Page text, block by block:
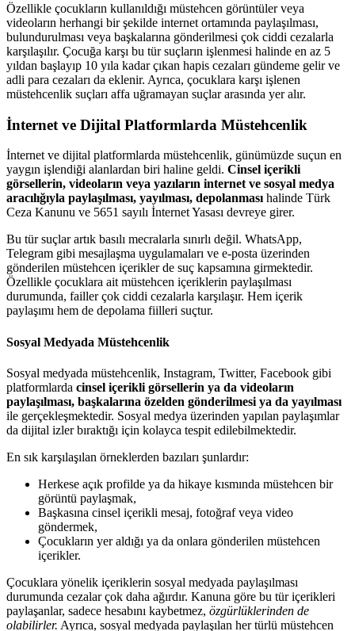
Özellikle çocukların kullanıldığı müstehcen görüntüler veya
videoların herhangi bir şekilde internet ortamında paylaşılması,
bulundurulması veya başkalarına gönderilmesi çok ciddi cezalarla
karşılaşılır. Çocuğa karşı bu tür suçların işlenmesi halinde en az 5
yıldan başlayıp 10 yıla kadar çıkan hapis cezaları gündeme gelir ve
adli para cezaları da eklenir. Ayrıca, çocuklara karşı işlenen
müstehcenlik suçları affa uğramayan suçlar arasında yer alır.
İnternet ve Dijital Platformlarda Müstehcenlik
İnternet ve dijital platformlarda müstehcenlik, günümüzde suçun en
yaygın işlendiği alanlardan biri haline geldi. Cinsel içerikli
görsellerin, videoların veya yazıların internet ve sosyal medya
aracılığıyla paylaşılması, yayılması, depolanması halinde Türk
Ceza Kanunu ve 5651 sayılı İnternet Yasası devreye girer.
Bu tür suçlar artık basılı mecralarla sınırlı değil. WhatsApp,
Telegram gibi mesajlaşma uygulamaları ve e-posta üzerinden
gönderilen müstehcen içerikler de suç kapsamına girmektedir.
Özellikle çocuklara ait müstehcen içeriklerin paylaşılması
durumunda, failler çok ciddi cezalarla karşılaşır. Hem içerik
paylaşımı hem de depolama fiilleri suçtur.
Sosyal Medyada Müstehcenlik
Sosyal medyada müstehcenlik, Instagram, Twitter, Facebook gibi
platformlarda cinsel içerikli görsellerin ya da videoların
paylaşılması, başkalarına özelden gönderilmesi ya da yayılması
ile gerçekleşmektedir. Sosyal medya üzerinden yapılan paylaşımlar
da dijital izler bıraktığı için kolayca tespit edilebilmektedir.
En sık karşılaşılan örneklerden bazıları şunlardır:
Herkese açık profilde ya da hikaye kısmında müstehcen bir
görüntü paylaşmak,
Başkasına cinsel içerikli mesaj, fotoğraf veya video
göndermek,
Çocukların yer aldığı ya da onlara gönderilen müstehcen
içerikler.
Çocuklara yönelik içeriklerin sosyal medyada paylaşılması
durumunda cezalar çok daha ağırdır. Kanuna göre bu tür içerikleri
paylaşanlar, sadece hesabını kaybetmez, özgürlüklerinden de
olabilirler. Ayrıca, sosyal medyada paylaşılan her türlü müstehcen